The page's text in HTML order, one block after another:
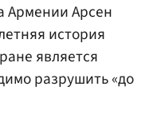
Армении Арсен
история
является
разрушить «до